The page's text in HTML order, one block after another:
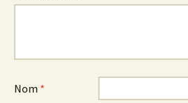
Nom *